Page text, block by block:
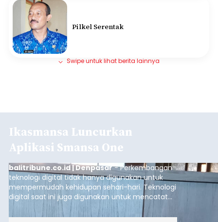
Pilkel Serentak
Swipe untuk lihat berita lainnya
Ikasmansa Luncurkan
Aplikasi Smansa One
balitribune.co.id | Denpasar- Perkembangan
teknologi digital tidak hanya digunakan untuk
mempermudah kehidupan sehari-hari. Teknologi
digital saat ini juga digunakan untuk mencatat
dan mengelola data base alumni dari suatu
sekolah, salah satunya adalah alumni SMA 1